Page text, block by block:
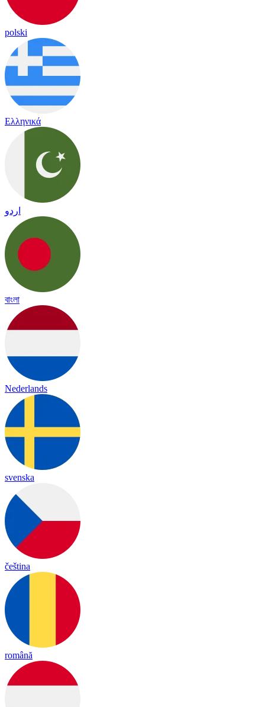
polski
Ελληνικά
اردو
বাংলা
Nederlands
svenska
čeština
română